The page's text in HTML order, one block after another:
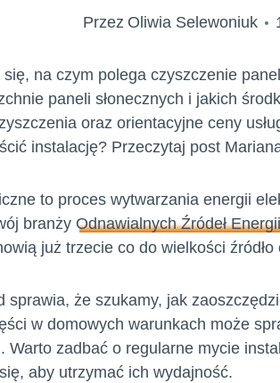
Przez Oliwia Selewoniuk
się, na czym polega czyszczenie
paneli słonecznych i jakich
oraz orientacyjne ceny
instalację? Przeczytaj post
to proces wytwarzania energii
branży Odnawialnych Źródeł Energii
już trzecie co do wielkości
sprawia, że szukamy, jak
w domowych warunkach może
Warto zadbać o regularne mycie
aby utrzymać ich wydajność.